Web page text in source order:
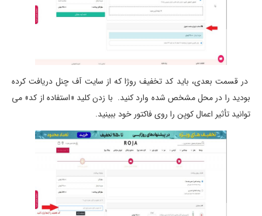
در قسمت بعدی، باید کد تخفیف روژا که از سایت آف چنل دریافت کرده
بودید را در محل مشخص شده وارد کنید. با زدن کلید «استفاده از کد» می
توانید تأثیر اعمال کوپن را روی فاکتور خود ببینید.